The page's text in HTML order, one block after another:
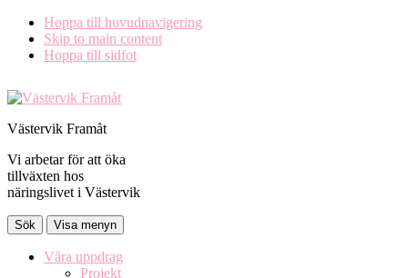
Hoppa till huvudnavigering
Skip to main content
Hoppa till sidfot
Västervik Framåt
Vi arbetar för att öka
tillväxten hos
näringslivet i Västervik
Sök Visa menyn
Våra uppdrag
Projekt